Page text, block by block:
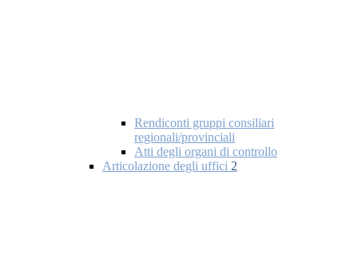
Rendiconti gruppi consiliari
regionali/provinciali
Atti degli organi di controllo
Articolazione degli uffici 2